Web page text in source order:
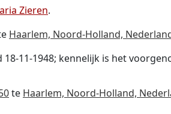
Zieren.
Haarlem, Noord-Holland,
11-1948; kennelijk is het
te Haarlem, Noord-Holland,